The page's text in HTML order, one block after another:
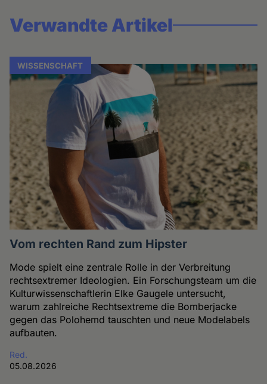
Verwandte Artikel
WISSENSCHAFT
Vom rechten Rand zum Hipster
Mode spielt eine zentrale Rolle in der Verbreitung
rechtsextremer Ideologien. Ein Forschungsteam um die
Kulturwissenschaftlerin Elke Gaugele untersucht,
warum zahlreiche Rechtsextreme die Bomberjacke
gegen das Polohemd tauschten und neue Modelabels
aufbauten.
Red.
05.08.2026